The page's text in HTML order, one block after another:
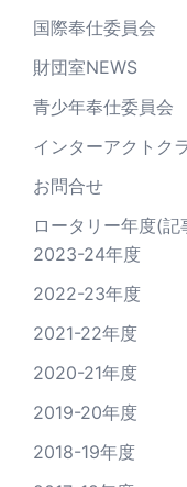
国際奉仕委員会
財団室NEWS
青少年奉仕委員会
インターアクトク
お問合せ
ロータリー年度(記
2023-24年度
2022-23年度
2021-22年度
2020-21年度
2019-20年度
2018-19年度